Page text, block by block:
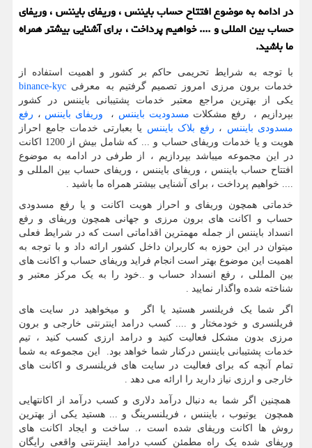
در ادامه به موضوع افتتاح حساب بایننس ، وریفای بایننس ، وریفای
حساب بین المللی و .... خواهیم پرداخت ، برای آشنایی بیشتر همراه
ما باشید.
با توجه به شرایط تحریمی حاکم بر کشور و اهمیت استفاده از
خدمات برون مرزی امروز تصمیم گرفتیم به معرفی binance-kyc
یکی از بهترین مراجع معتبر خدمات پشتیبانی بایننس در کشور
بپردازیم ، رفع مشکلات مسدودیت بایننس ، وریفای بایننس ، رفع
مسدودی بایننس ، رفع بلاک بایننس یا بعبارتی خدمات جامع احراز
هویت و یا خدمات وریفای حساب و ... که شامل بیش از 1200 اکانت
در این مجموعه میباشد بپردازیم ، از طرفی در ادامه به موضوع
افتتاح حساب بایننس ، وریفای بایننس ، وریفای حساب بین المللی و
.... خواهیم پرداخت ، برای آشنایی بیشتر همراه ما باشید .
خدماتی همچون وریفای و احراز هویت اکانت و یا رفع مسدودی
حساب و اکانت های برون مرزی و جهانی همچون وریفای و رفع
انسداد بایننس از جمله مهمترین اقداماتی است که در شرایط فعلی
میتوان در این حوزه به کاربران داخل کشور ارائه داد و با توجه به
اهمیت این موضوع بهتر است انجام فراید وریفای حساب و اکانت های
بین المللی ، رفع انسداد حساب و ..خود را به یک مرکز معتبر و
شناخته شده واگذار نمایید .
اگر شما یک فریلنسر هستید یا اگر و میخواهید در سایت های
فریلنسری و خودمختار و .... کسب درامد اینترنتی خارجی و برون
مرزی بدون مشکل فعالیت کنید و درامد ارزی کسب کنید ، تیم
خدمات پشتیبانی بایننس درکنار شما خواهد بود. این مجموعه به شما
تمام آنچه که برای فعالیت در سایت های فریلنسری و اکانت های
خارجی و ارزی نیاز دارید را ارائه می دهد .
همچنین اگر شما به دنبال درآمد دلاری و کسب درآمد از اکانتهایی
همچون یوتیوب ، بایننس ، فریلنسرینگ و ... هستید یکی از بهترین
روش ها اکانت وریفای شده است ،. ساخت و ایجاد اکانت های
وریفای شده یک راه مطمئن کسب درامد اینترنتی واقعی رایگان